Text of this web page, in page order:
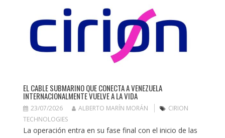
EL CABLE SUBMARINO QUE CONECTA A VENEZUELA
INTERNACIONALMENTE VUELVE A LA VIDA
23/07/2026 ALBERTO MARÍN MORÁN
CIRION
TECHNOLOGIES
La operación entra en su fase final con el inicio de las